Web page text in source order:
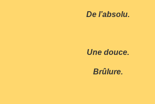
De l’absolu.
Une douce.
Brûlure.